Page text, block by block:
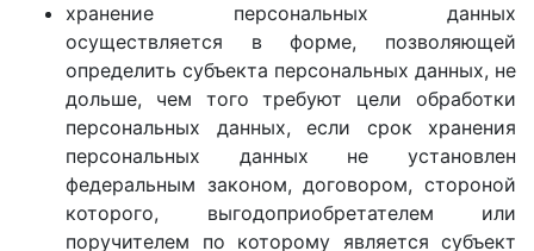
хранение персональных данных
осуществляется в форме, позволяющей
определить субъекта персональных данных, не
дольше, чем того требуют цели обработки
персональных данных, если срок хранения
персональных данных не установлен
федеральным законом, договором, стороной
которого, выгодоприобретателем или
поручителем по которому является субъект